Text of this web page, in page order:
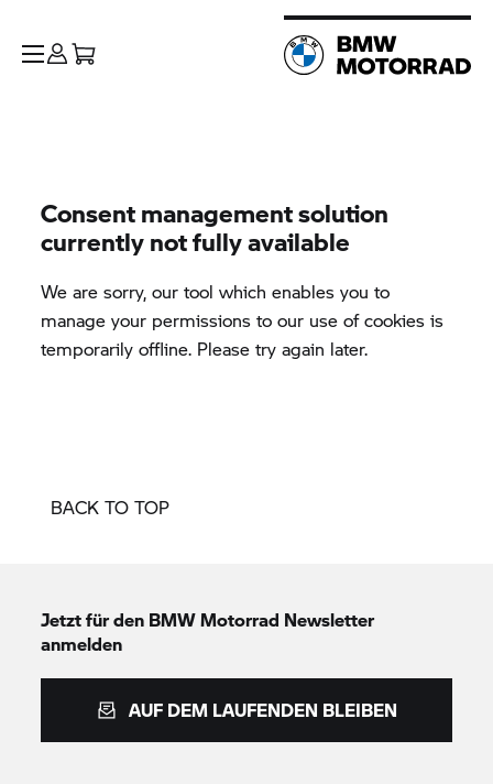
BACK TO TOP
Jetzt für den BMW Motorrad Newsletter
anmelden
AUF DEM LAUFENDEN BLEIBEN